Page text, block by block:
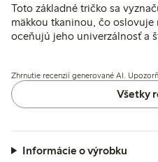
Toto základné tričko sa
mäkkou tkaninou, čo
oceňujú jeho univerzálnosť a
čo väčšina ho považuje za
mierne krátke alebo široké,
trvanlivosť tkaniny po praní.
svoju kvalitu a škálu farieb.
Zhrnutie recenzií generované AI.
Všetky
Informácie o výrobku